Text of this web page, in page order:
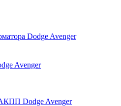
Dodge Avenger
Avenger
Dodge Avenger